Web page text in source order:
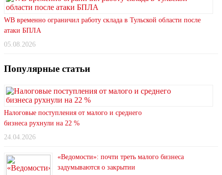
WB временно ограничил работу склада в Тульской области после
атаки БПЛА
05.08.2026
Популярные статьи
Налоговые поступления от малого и среднего
бизнеса рухнули на 22 %
24.04.2026
«Ведомости»: почти треть малого бизнеса
задумываются о закрытии